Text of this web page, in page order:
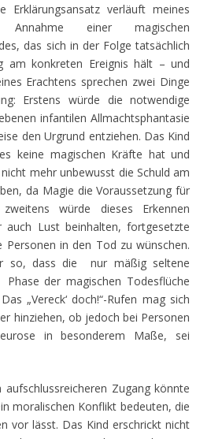
Erklärungsansatz verläuft meines
einer magischen
das sich in der Folge tatsächlich
am konkreten Ereignis hält – und
Erachtens sprechen zwei Dinge
Erstens würde die notwendige
infantilen Allmachtsphantasie
den Urgrund entziehen. Das Kind
keine magischen Kräfte hat und
mehr unbewusst die Schuld am
da Magie die Voraussetzung für
würde dieses Erkennen
Lust beinhalten, fortgesetzte
Personen in den Tod zu wünschen.
so, dass die nur mäßig seltene
der magischen Todesflüche
„Vereck‘ doch!“-Rufen mag sich
hinziehen, ob jedoch bei Personen
in besonderem Maße, sei
Zugang könnte
moralischen Konflikt bedeuten, die
vor lässt. Das Kind erschrickt nicht